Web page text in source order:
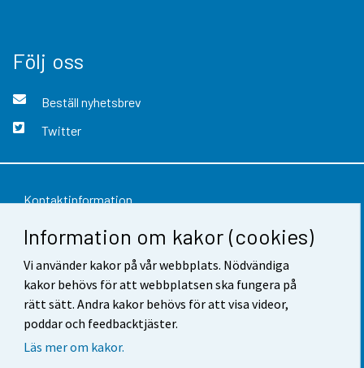
Information om kakor (cookies)
Vi använder kakor på vår webbplats. Nödvändiga
kakor behövs för att webbplatsen ska fungera på
rätt sätt. Andra kakor behövs för att visa videor,
poddar och feedbacktjäster.
Läs mer om kakor.
Följ oss
Beställ nyhetsbrev
Twitter
Kontaktinformation
Respons
Användarvillkor
Dataskydd
Tillgänglighet